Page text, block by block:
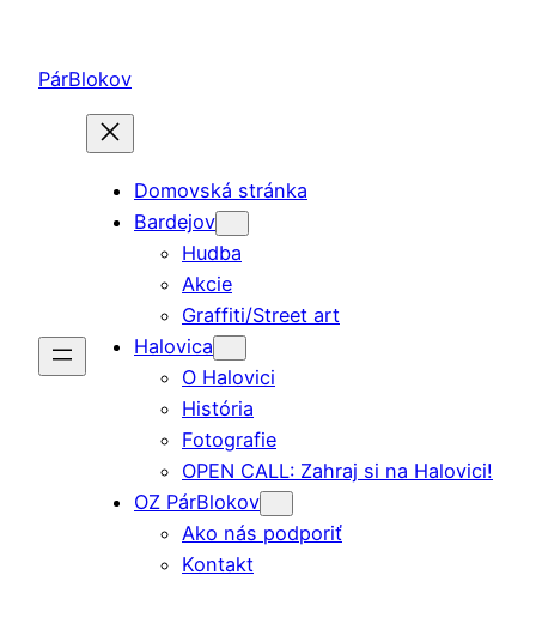
obsah
PárBlokov
Domovská stránka
Bardejov
Hudba
Akcie
Graffiti/Street art
Halovica
O Halovici
História
Fotografie
OPEN CALL: Zahraj si na Halovici!
OZ PárBlokov
Ako nás podporiť
Kontakt